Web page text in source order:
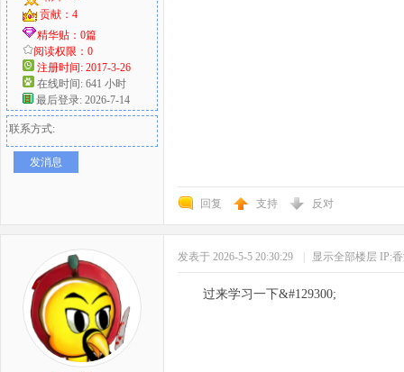
贡献：4
精华贴：0篇
阅读权限：0
注册时间: 2017-3-26
在线时间: 641 小时
最后登录: 2026-7-14
联系方式:
发消息
回复 支持 反对
发表于 2026-5-5 20:30:29 显示全部楼层 IP:
过来学习一下